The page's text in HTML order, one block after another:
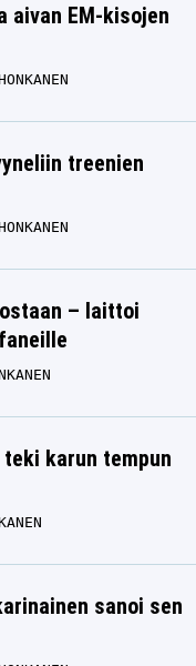
aivan EM-kisojen
treenien
– laittoi
karun tempun
sanoi sen